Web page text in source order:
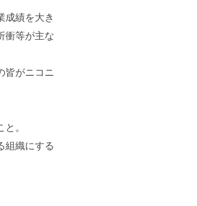
成績を大き
衝等が主な
皆がニコニ
。
組織にする